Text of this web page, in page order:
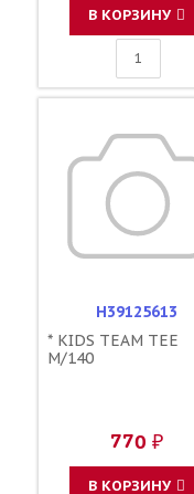
В КОРЗИНУ
H39125613
* KIDS TEAM TEE
M/140
770 ₽
В КОРЗИНУ